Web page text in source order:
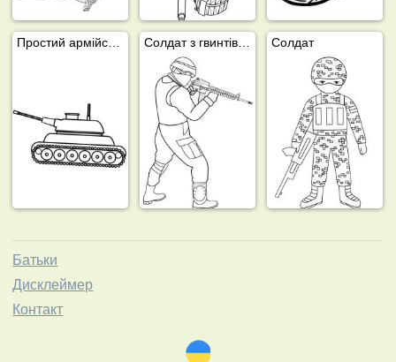
Солдат
Батьки
Дисклеймер
Контакт